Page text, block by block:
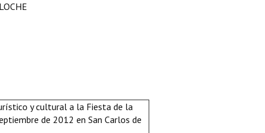
y cultural a la Fiesta de la
de 2012 en San Carlos de